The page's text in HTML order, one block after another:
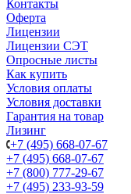
Контакты
Оферта
Лицензии
Лицензии СЭТ
Опросные листы
Как купить
Условия оплаты
Условия доставки
Гарантия на товар
Лизинг
+7 (495) 668-07-67
+7 (495) 668-07-67
+7 (800) 777-29-67
+7 (495) 233-93-59